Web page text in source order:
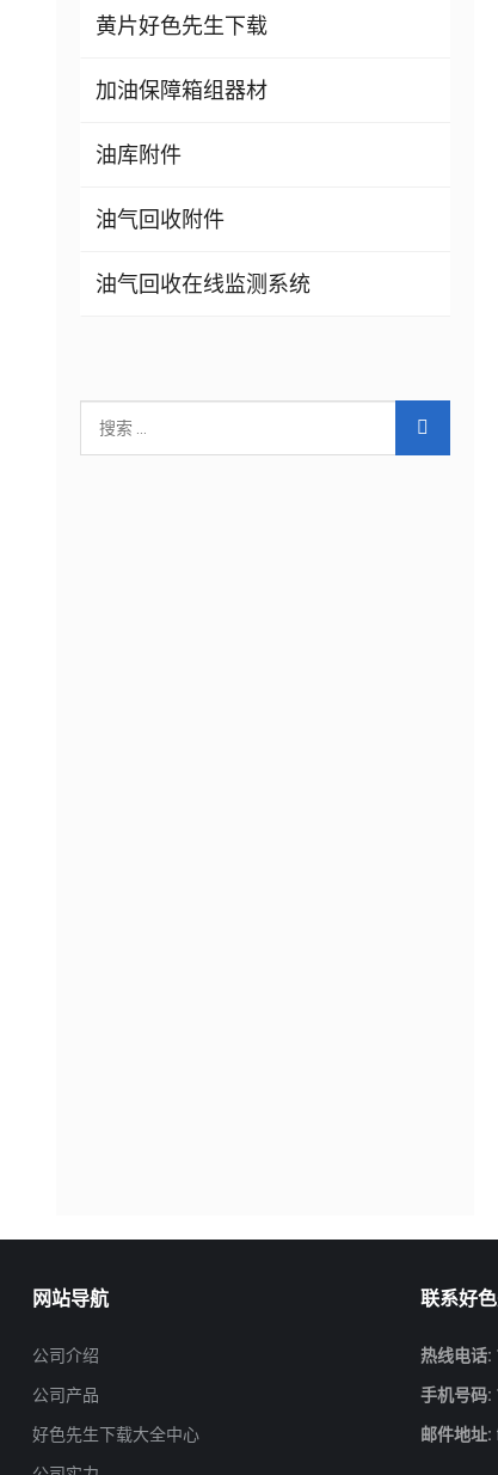
黄片好色先生下载
加油保障箱组器材
油库附件
油气回收附件
油气回收在线监测系统
网站导航
公司介绍
公司产品
好色先生下载大全中心
联系好
热线电话:
手机号码:
邮件地址: